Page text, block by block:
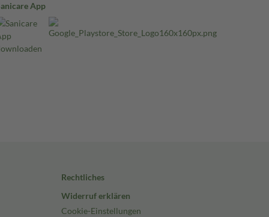
App
Rechtliches
Widerruf erklären
Cookie-Einstellungen